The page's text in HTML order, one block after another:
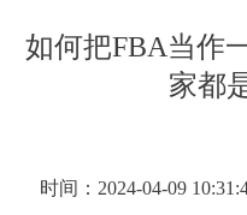
如何把FBA当作
家都
时间：2024-04-09